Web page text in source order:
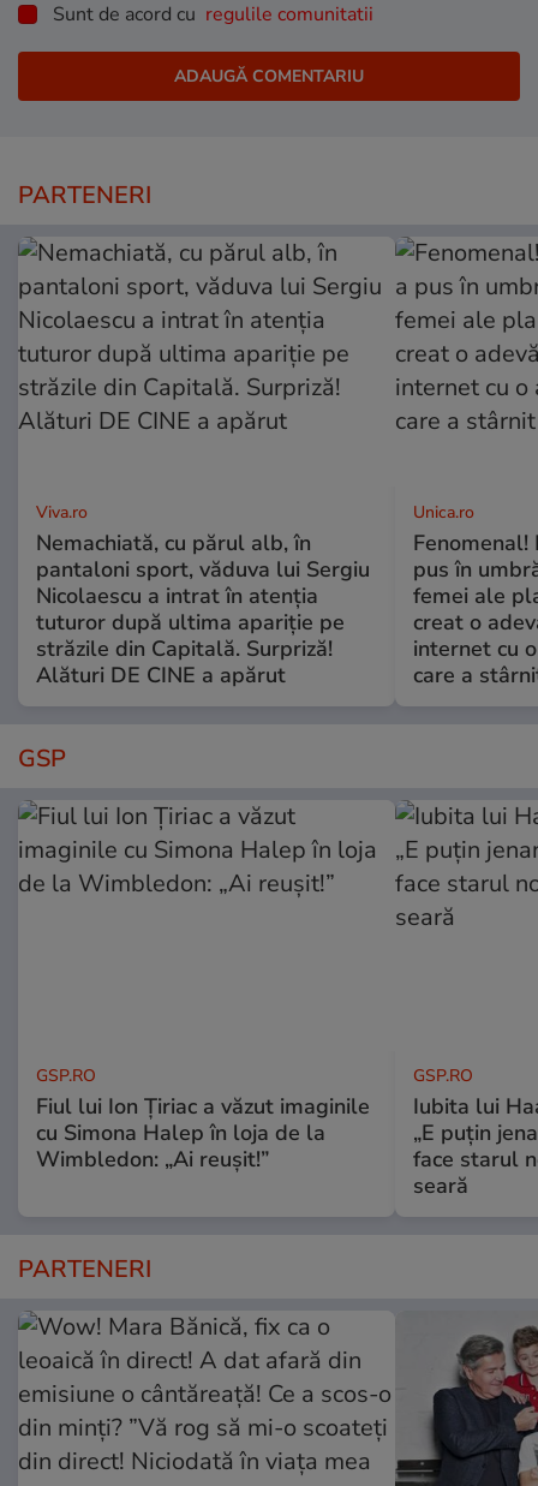
Sunt de acord cu regulile comunitatii
PARTENERI
Viva.ro
Nemachiată, cu părul alb, în
pantaloni sport, văduva lui Sergiu
Nicolaescu a intrat în atenția
tuturor după ultima apariție pe
străzile din Capitală. Surpriză!
Alături DE CINE a apărut
Unica.ro
pus în
femei ale
creat o
internet cu
care a
GSP
GSP.RO
Fiul lui Ion Țiriac a văzut imaginile
cu Simona Halep în loja de la
Wimbledon: „Ai reușit!”
GSP.RO
Iubita lui
„E puțin
face starul
seară
PARTENERI